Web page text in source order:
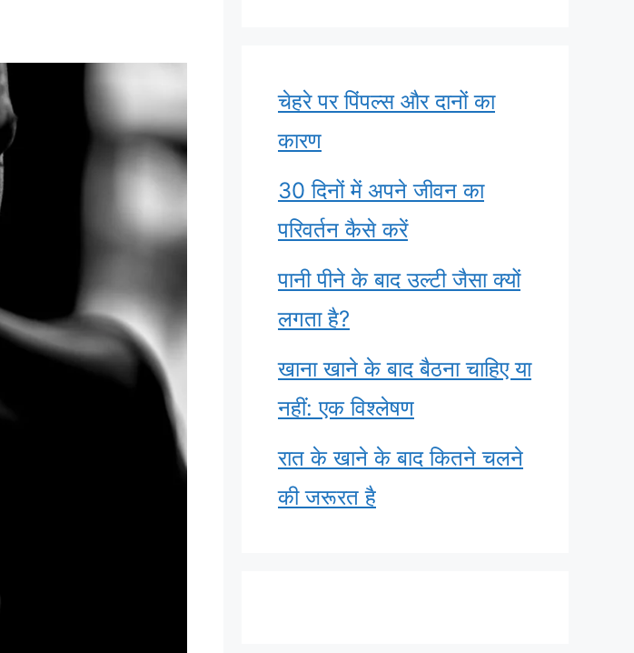
चेहरे पर पिंपल्स और दानों का
कारण
30 दिनों में अपने जीवन का
परिवर्तन कैसे करें
पानी पीने के बाद उल्टी जैसा क्यों
लगता है?
खाना खाने के बाद बैठना चाहिए या
नहीं: एक विश्लेषण
रात के खाने के बाद कितने चलने
की जरूरत है